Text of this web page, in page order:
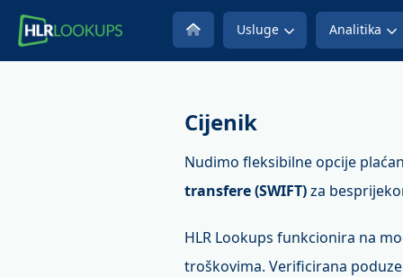
Usluge Analitika
Cijenik
Nudimo fleksibilne opcije
transfere (SWIFT)za
HLR Lookups funkcionira na
troškovima. Verificirana